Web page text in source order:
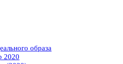
образа
2020